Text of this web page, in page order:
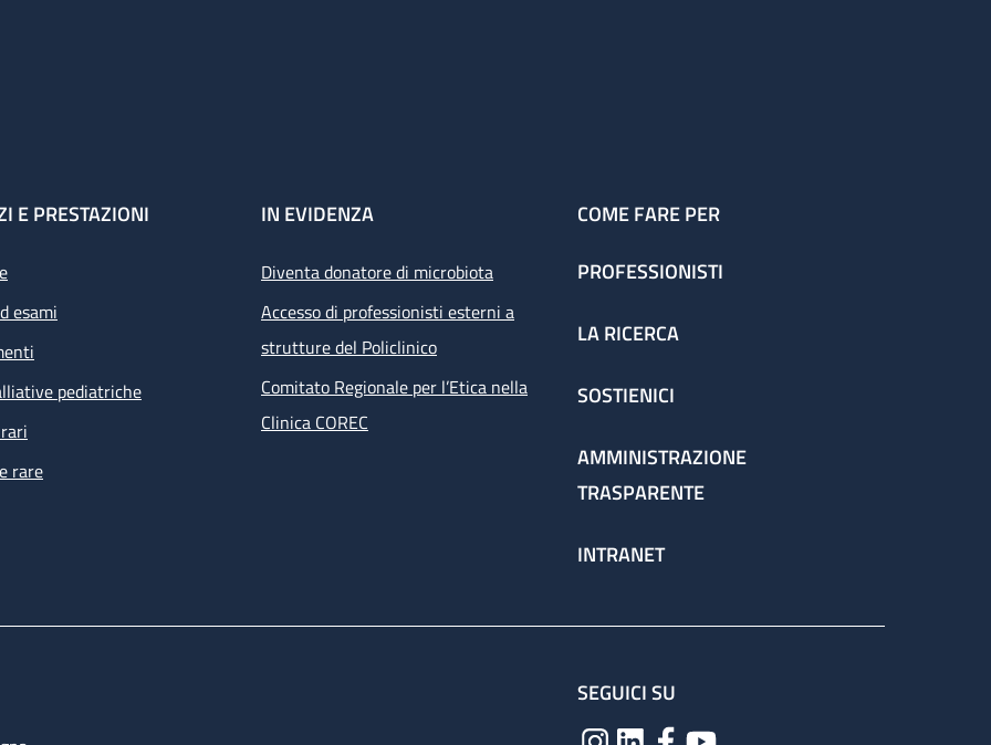
E PRESTAZIONI
esami
pediatriche
rare
IN EVIDENZA
Diventa donatore di microbiota
Accesso di professionisti esterni a
strutture del Policlinico
Comitato Regionale per l’Etica nella
Clinica COREC
COME FARE PER
PROFESSIONISTI
LA RICERCA
SOSTIENICI
AMMINISTRAZIONE
TRASPARENTE
INTRANET
SEGUICI SU